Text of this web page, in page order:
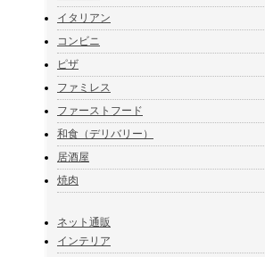
イタリアン
コンビニ
ピザ
ファミレス
ファーストフード
和食（デリバリー）
居酒屋
焼肉
ネット通販
インテリア